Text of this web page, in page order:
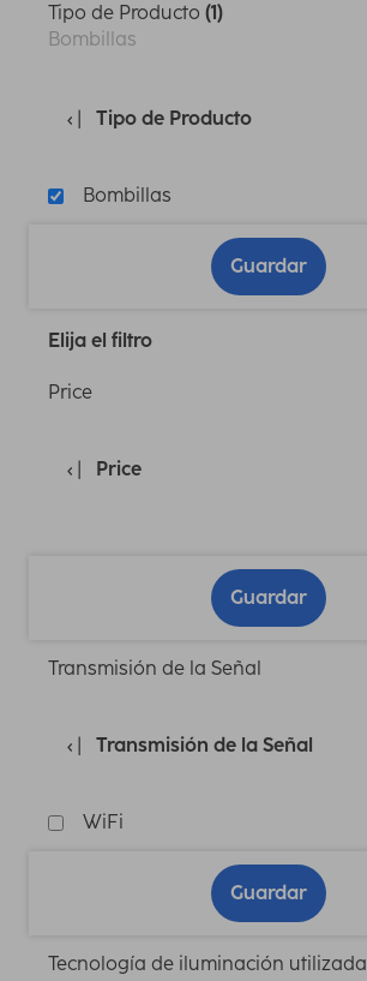
Tipo de Producto (1)
Bombillas
Tipo de Producto
Bombillas
Guardar
Elija el filtro
Price
Price
Guardar
Transmisión de la Señal
Transmisión de la Señal
WiFi
Guardar
Tecnología de iluminación utilizada